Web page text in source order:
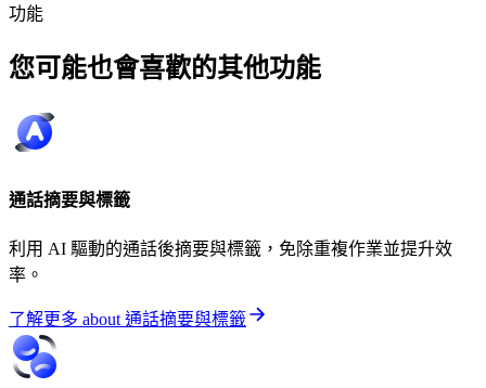
功能
您可能也會喜歡的其他功能
通話摘要與標籤
利用 AI 驅動的通話後摘要與標籤，免除重複作業並提升效
率。
了解更多 about 通話摘要與標籤